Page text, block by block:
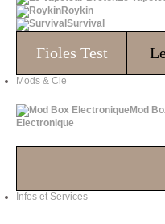
Roykin
Survival
Fioles Test
Mods & Cie
Mod
Electronique
Infos et Services